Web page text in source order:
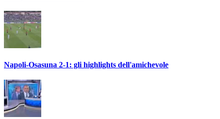
Napoli-Osasuna 2-1: gli highlights dell'amichevole